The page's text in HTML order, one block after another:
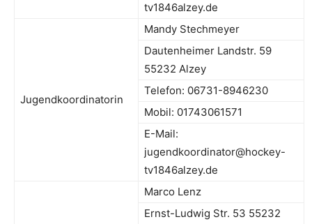
tv1846alzey.de
Jugendkoordinatorin
Mandy Stechmeyer
Dautenheimer Landstr. 59
55232 Alzey
Telefon: 06731-8946230
Mobil: 01743061571
E-Mail:
jugendkoordinator@hockey-
tv1846alzey.de
Marco Lenz
Ernst-Ludwig Str. 53 55232